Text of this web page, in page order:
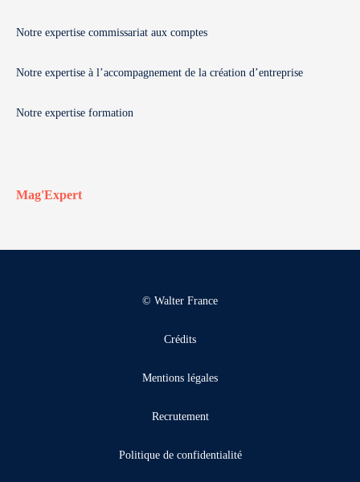
Notre expertise commissariat aux comptes
Notre expertise à l’accompagnement de la création d’entreprise
Notre expertise formation
Mag'Expert
© Walter France
Crédits
Mentions légales
Recrutement
Politique de confidentialité